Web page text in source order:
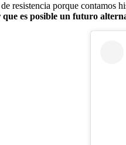
resistencia porque contamos
es posible un futuro